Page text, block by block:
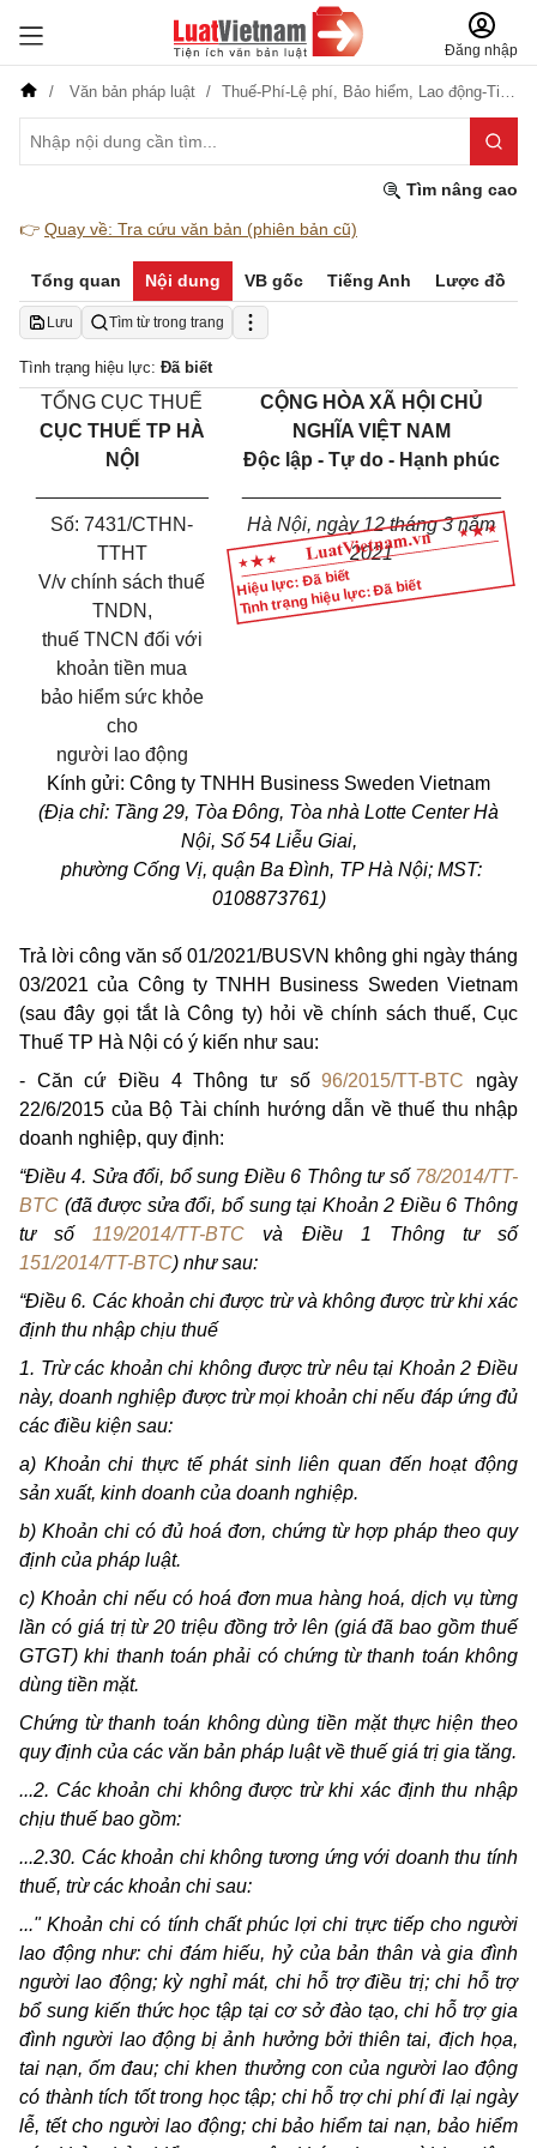
Đăng nhập
Văn bản pháp luật Thuế-Phí-Lệ phí, Bảo hiểm, Lao động-Tiền lương
Tìm nâng cao
👉 Quay về: Tra cứu văn bản (phiên bản cũ)
Tổng quan Nội dung VB gốc Tiếng Anh Lược đồ
Lưu Tìm từ trong trang
Tình trạng hiệu lực: Đã biết
Hiệu lực: Đã biết
Tình trạng hiệu lực: Đã biết
TỔNG CỤC THUẾ
CỤC THUẾ TP HÀ
NỘI
CỘNG HÒA XÃ HỘI CHỦ
NGHĨA VIỆT NAM
Độc lập - Tự do - Hạnh phúc
Số: 7431/CTHN-
TTHT
V/v chính sách thuế
TNDN,
thuế TNCN đối với
khoản tiền mua
bảo hiểm sức khỏe
cho
người lao động
Hà Nội, ngày12tháng3năm
2021
Kính gửi: Công ty TNHH Business Sweden Vietnam
(Địa chỉ: Tầng 29, Tòa Đông, Tòa nhà Lotte Center Hà
Nội, Số 54 Liễu Giai,
phường Cống Vị, quận Ba Đình, TP Hà Nội; MST:
0108873761)
Trả lời công văn số 01/2021/BUSVN không ghi ngày tháng
03/2021 của Công ty TNHH Business Sweden Vietnam
(sau đây gọi tắt là Công ty) hỏi về chính sách thuế, Cục
Thuế TP Hà Nội có ý kiến như sau:
- Căn cứ Điều 4 Thông tư số96/2015/TT-BTC ngày
22/6/2015 của Bộ Tài chính hướng dẫn về thuế thu nhập
doanh nghiệp, quy định:
“Điều 4. Sửa đổi, bổ sung Điều 6 Thông tư số 78/2014/TT-
BTC (đã được sửa đổi, bổ sung tại Khoản 2 Điều 6 Thông
tư số 119/2014/TT-BTC và Điều 1 Thông tư số
151/2014/TT-BTC) như sau:
“Điều 6. Các khoản chi được trừ và không được trừ khi xác
định thu nhập chịu thuế
1. Trừ các khoản chi không được trừ nêu tại Khoản 2 Điều
này, doanh nghiệp được trừ mọi khoản chi nếu đáp ứng đủ
các điều kiện sau:
a) Khoản chi thực tế phát sinh liên quan đến hoạt động
sản xuất, kinh doanh của doanh nghiệp.
b) Khoản chi có đủ hoá đơn, chứng từ hợp pháp theo quy
định của pháp luật.
c) Khoản chi nếu có hoá đơn mua hàng hoá, dịch vụ từng
lần có giá trị từ 20 triệu đồng trở lên (giá đã bao gồm thuế
GTGT) khi thanh toán phải có chứng từ thanh toán không
dùng tiền mặt.
Chứng từ thanh toán không dùng tiền mặt thực hiện theo
quy định của các văn bản pháp luật về thuế giá trị gia tăng.
...2. Các khoản chi không được trừ khi xác định thu nhập
chịu thuế bao gồm:
...2.30. Các khoản chi không tương ứng với doanh thu tính
thuế, trừ các khoản chi sau:
..." Khoản chi có tính chất phúc lợi chi trực tiếp cho người
lao động như: chi đám hiếu, hỷ của bản thân và gia đình
người lao động; kỳ nghỉ mát, chi hỗ trợ điều trị; chi hỗ trợ
bổ sung kiến thức học tập tại cơ sở đào tạo, chi hỗ trợ gia
đình người lao động bị ảnh hưởng bởi thiên tai, địch họa,
tai nạn, ốm đau; chi khen thưởng con của người lao động
có thành tích tốt trong học tập; chi hỗ trợ chi phí đi lại ngày
lễ, tết cho người lao động; chi bảo hiểm tai nạn, bảo hiểm